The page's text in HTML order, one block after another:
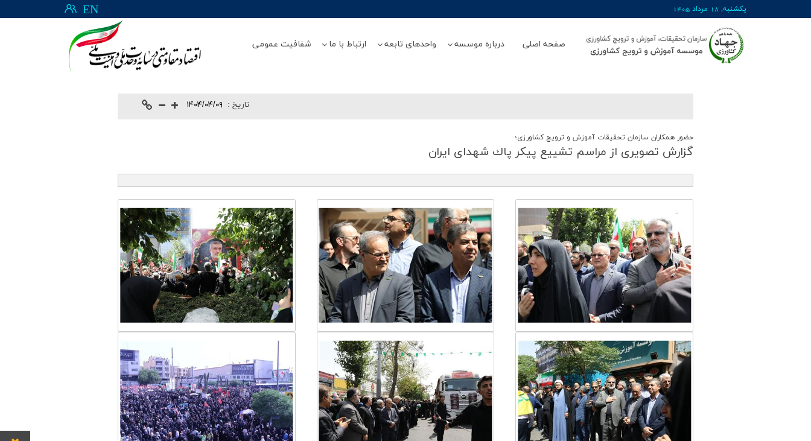
يکشنبه, 18 مرداد 1405 EN
صفحه اصلی درباره موسسه واحدهای تابعه ارتباط با ما شفافیت عمومی
تاريخ : ۱۴۰۴/۰۴/۰۹
حضور همکاران سازمان تحقیقات آموزش و ترویج کشاورزی؛
گزارش تصویری از مراسم تشییع پیكر پاك شهدای ایران